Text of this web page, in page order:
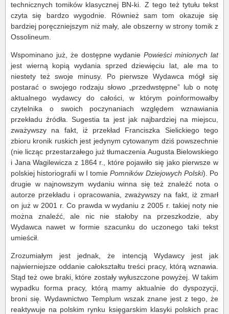
technicznych tomików klasycznej BN-ki. Z tego też tytułu tekst
czyta się bardzo wygodnie. Również sam tom okazuje się
bardziej poręczniejszym niż mały, ale obszerny w strony tomik z
Ossolineum.
Wspominano już, że dostępne wydaniePowieści minionych lat
jest wierną kopią wydania sprzed dziewięciu lat, ale ma to
niestety też swoje minusy. Po pierwsze Wydawca mógł się
postarać o swojego rodzaju słowo „przedwstępne” lub o notę
aktualnego wydawcy do całości, w którym poinformowałby
czytelnika o swoich poczynaniach względem wznawiania
przekładu źródła. Sugestia ta jest jak najbardziej na miejscu,
zważywszy na fakt, iż przekład Franciszka Sielickiego tego
zbioru kronik ruskich jest jedynym cytowanym dziś powszechnie
(nie licząc przestarzałego już tłumaczenia Augusta Bielowskiego
i Jana Wagilewicza z 1864 r., które pojawiło się jako pierwsze w
polskiej historiografii w I tomiePomników Dziejowych Polski). Po
drugie w najnowszym wydaniu winna się też znaleźć nota o
autorze przekładu i opracowania, zważywszy na fakt, iż zmarł
on już w 2001 r. Co prawda w wydaniu z 2005 r. takiej noty nie
można znaleźć, ale nic nie stałoby na przeszkodzie, aby
Wydawca nawet w formie szacunku do uczonego taki tekst
umieścił.
Zrozumiałym jest jednak, że intencją Wydawcy jest jak
najwierniejsze oddanie całokształtu treści pracy, którą wznawia.
Stąd też owe braki, które zostały wyłuszczone powyżej. W takim
wypadku forma pracy, którą mamy aktualnie do dyspozycji,
broni się. Wydawnictwo Templum wszak znane jest z tego, że
reaktywuje na polskim rynku księgarskim klasyki polskich prac